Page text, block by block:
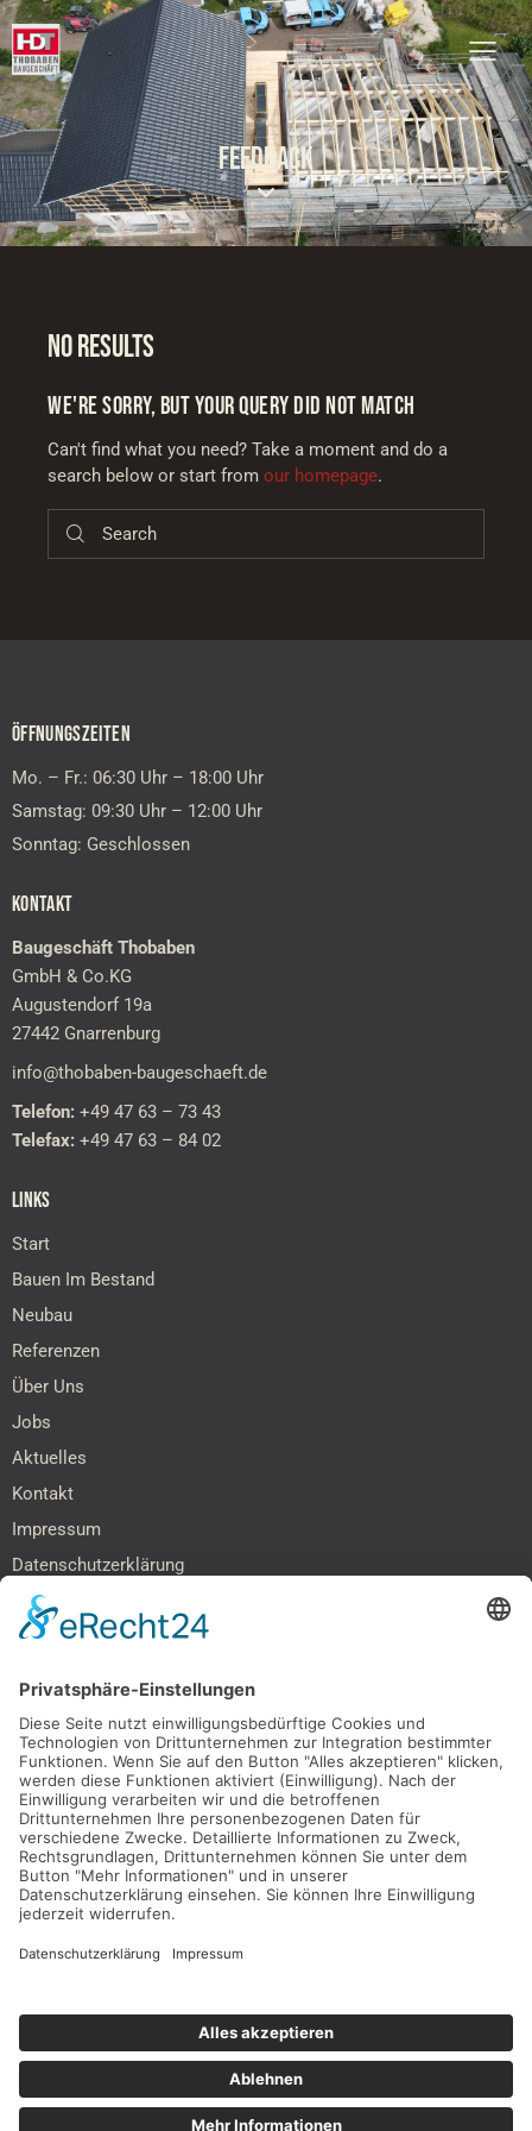
FEEDBACK
NO RESULTS
WE'RE SORRY, BUT YOUR QUERY DID NOT MATCH
Can't find what you need? Take a moment and do a
search below or start from our homepage.
ÖFFNUNGSZEITEN
Mo. – Fr.: 06:30 Uhr – 18:00 Uhr
Samstag: 09:30 Uhr – 12:00 Uhr
Sonntag: Geschlossen
KONTAKT
Baugeschäft Thobaben
GmbH & Co.KG
Augustendorf 19a
27442 Gnarrenburg
info@thobaben-baugeschaeft.de
Telefon: +49 47 63 – 73 43
Telefax: +49 47 63 – 84 02
LINKS
Start
Bauen Im Bestand
Neubau
Referenzen
Über Uns
Jobs
Aktuelles
Kontakt
Impressum
Datenschutzerklärung
Barrierefreiheitserklärung